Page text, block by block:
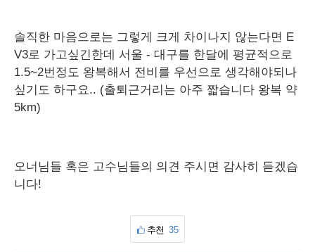
솔직한 마음으로는 그렇게 크게 차이나지 않는다면 E
V3로 가고싶긴한데 서울 - 대구를 한달에 평균적으로
1.5~2번정도 왕복해서 전비를 우선으로 생각해야되나
싶기도 하구요.. (출퇴근거리는 아주 짧습니다 왕복 약
5km)
오너님들 혹은 고수님들의 의견 주시면 감사히 듣겠습
니다!
추천 35